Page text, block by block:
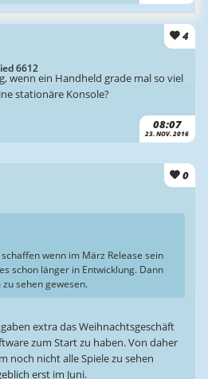
6612
4
08:07
23. NOV. 2016
wenn ein Handheld grade mal so viel
stationäre Konsole?
0
wenn im März Release sein
schon länger in Entwicklung. Dann
sehen gewesen.
extra das Weihnachtsgeschäft
zum Start zu haben. Von daher
noch nicht alle Spiele zu sehen
erst im Juni.